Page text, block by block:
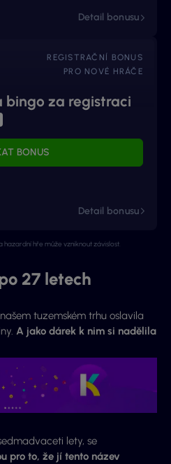
Detail bonusu
REGISTRAČNÍ BONUS
PRO NOVÉ HRÁČE
bingo za registraci
BONUS
Detail bonusu
hazardní hře může vzniknout závislost.
27 letech
tuzemském trhu oslavila
A jako dárek k nim si nadělila
lety, se
pro to, že jí tento název